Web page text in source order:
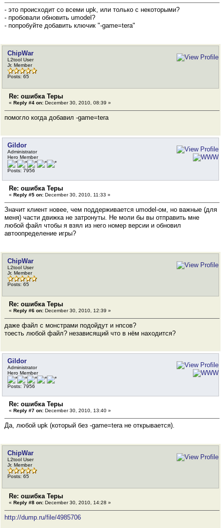
- это происходит со всеми upk, или только с некоторыми?
- пробовали обновить umodel?
- попробуйте добавить ключик "-game=tera"
ChipWar
L2tool User
Jr. Member
Posts: 65
Re: ошибка Теры
« Reply #4 on: December 30, 2010, 08:39 »
помогло когда добавил -game=tera
Gildor
Administrator
Hero Member
Posts: 7956
Re: ошибка Теры
« Reply #5 on: December 30, 2010, 11:33 »
Значит клиент новее, чем поддерживается umodel-ом, но важные (для
меня) части движка не затронуты. Не моли бы вы отправить мне
любой файл чтобы я взял из него номер версии и обновил
автоопределение игры?
ChipWar
L2tool User
Jr. Member
Posts: 65
Re: ошибка Теры
« Reply #6 on: December 30, 2010, 12:39 »
даже файл с монстрами подойдут и нпсов?
тоесть любой файл? независящий что в нём находится?
Gildor
Administrator
Hero Member
Posts: 7956
Re: ошибка Теры
« Reply #7 on: December 30, 2010, 13:40 »
Да, любой upk (который без -game=tera не открывается).
ChipWar
L2tool User
Jr. Member
Posts: 65
Re: ошибка Теры
« Reply #8 on: December 30, 2010, 14:28 »
http://dump.ru/file/4985706